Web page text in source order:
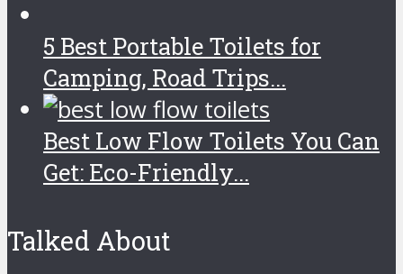
5 Best Portable Toilets for
Camping, Road Trips...
Best Low Flow Toilets You Can
Get: Eco-Friendly...
Talked About